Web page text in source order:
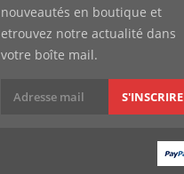
nouveautés en boutique et
etrouvez notre actualité dans
votre boîte mail.
S'INSCRIRE